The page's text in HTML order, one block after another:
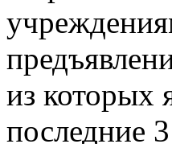
из которых
последние